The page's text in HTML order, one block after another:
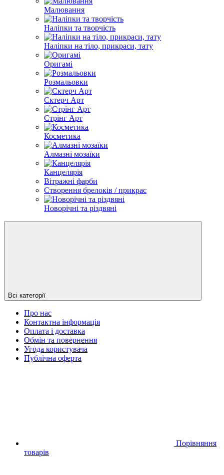
Малювання
Наліпки та творчість
Наліпки на тіло, прикраси, тату
Оригамі
Розмальовки
Сктерч Арт
Стрінг Арт
Косметика
Алмазні мозаїки
Канцелярія
Вітражні фарби
Створення брелоків / прикрас
Новорічні та різдвяні
Всі категорії
Про нас
Контактна інформація
Оплата і доставка
Обмін та повернення
Угода користувача
Публічна оферта
Порівняння
товарів